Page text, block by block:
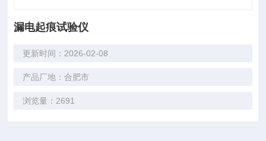
漏电起痕试验仪
更新时间：2026-02-08
产品厂地：合肥市
浏览量：2691